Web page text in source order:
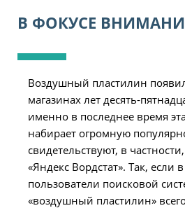
В ФОКУСЕ
Воздушный пластилин
магазинах лет десять-
именно в последнее время
набирает огромную
свидетельствуют, в
«Яндекс Вордстат». Так, если
пользователи поисковой
«воздушный пластилин»